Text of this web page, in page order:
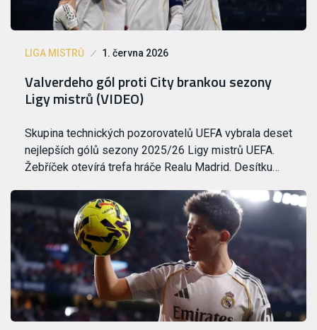
LIGA MISTRŮ 1. června 2026
Valverdeho gól proti City brankou sezony
Ligy mistrů (VIDEO)
Skupina technických pozorovatelů UEFA vybrala deset
nejlepších gólů sezony 2025/26 Ligy mistrů UEFA.
Žebříček otevírá trefa hráče Realu Madrid. Desítku…